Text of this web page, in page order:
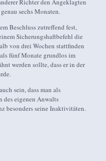
Richter den Angeklagten
sechs Monaten.
Beschluss zutreffend fest,
Sicherungshaftbefehl die
von drei Wochen stattfinden
fünf Monate grundlos im
werden sollte, dass er in der
sein, dass man als
eigenen Anwalts
besonders seine Inaktivitäten.